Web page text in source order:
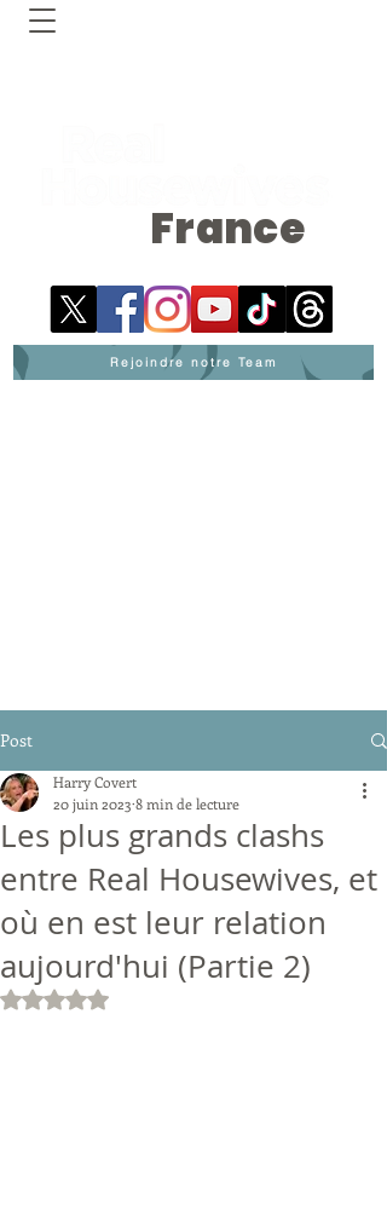
France
Rejoindre notre Team
Post
Les plus grands clashs
entre Real Housewives, et
où en est leur relation
aujourd'hui (Partie 2)
Harry Covert
20 juin 2023 8 min de lecture
Noté NaN étoiles sur 5.